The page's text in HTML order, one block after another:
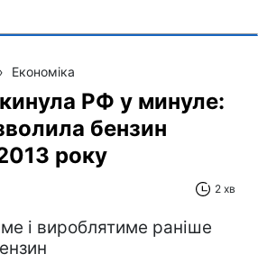
Економіка
РФ у минуле:
бензин
року
2 хв
і вироблятиме раніше